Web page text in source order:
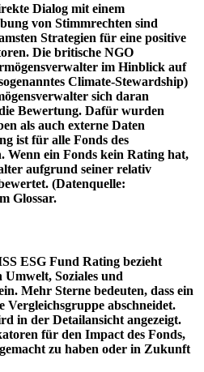
Dialog mit einem
von Stimmrechten sind
Strategien für eine positive
Die britische NGO
im Hinblick auf
Climate-Stewardship)
sich daran
Bewertung. Dafür wurden
als auch externe Daten
ist für alle Fonds des
Wenn ein Fonds kein Rating hat,
aufgrund seiner relativ
(Datenquelle:
Glossar.
ESG Fund Rating bezieht
Soziales und
Mehr Sterne bedeuten, dass ein
Vergleichsgruppe abschneidet.
in der Detailansicht angezeigt.
für den Impact des Fonds,
zu haben oder in Zukunft